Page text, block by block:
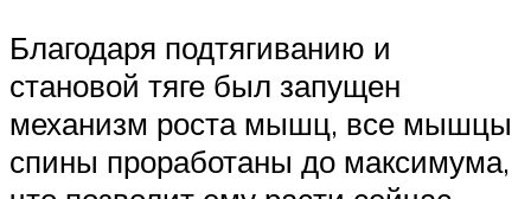
Благодаря подтягиванию и
становой тяге был запущен
механизм роста мышц, все мышцы
спины проработаны до максимума,